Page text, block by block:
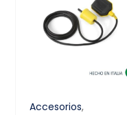
Accesorios,